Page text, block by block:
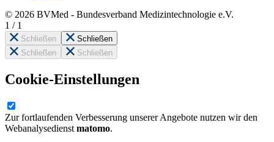
© 2026 BVMed - Bundesverband Medizintechnologie e.V.
1 / 1
Schließen
Schließen
Schließen
Schließen
Cookie-Einstellungen
Zur fortlaufenden Verbesserung unserer Angebote nutzen wir den
Webanalysedienst matomo.